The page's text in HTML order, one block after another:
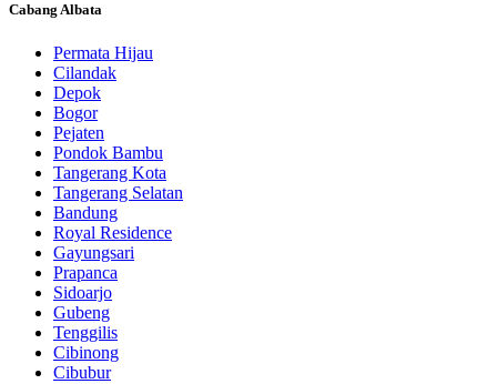
Cabang Albata
Permata Hijau
Cilandak
Depok
Bogor
Pejaten
Pondok Bambu
Tangerang Kota
Tangerang Selatan
Bandung
Royal Residence
Gayungsari
Prapanca
Sidoarjo
Gubeng
Tenggilis
Cibinong
Cibubur